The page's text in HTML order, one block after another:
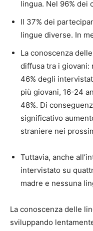
lingua. Nel 96% dei
Il 37% dei
lingue diverse. In
La conoscenza
diffusa tra i giovani:
46% degli
più giovani, 16-24
48%. Di
significativo
straniere nei
Tuttavia, anche
intervistato su
madre e nessuna
La conoscenza delle
sviluppando